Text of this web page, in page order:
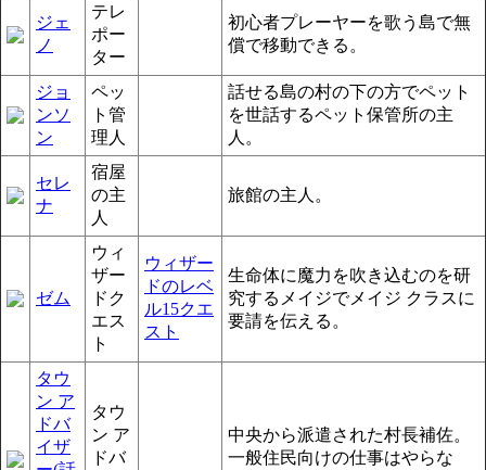
ジェ
ノ
テレ
ポー
ター
初心者プレーヤーを歌う島で無
償で移動できる。
ジョ
ンソ
ン
ペッ
ト管
理人
話せる島の村の下の方でペット
を世話するペット保管所の主
人。
セレ
ナ
宿屋
の主
人
旅館の主人。
ゼム
ウィ
ザー
ドク
エス
ト
ウィザー
ドのレベ
ル15クエ
スト
生命体に魔力を吹き込むのを研
究するメイジでメイジ クラスに
要請を伝える。
タウ
ン ア
ドバ
イザ
タウ
ン ア
ドバ
中央から派遣された村長補佐。
一般住民向けの仕事はやらな